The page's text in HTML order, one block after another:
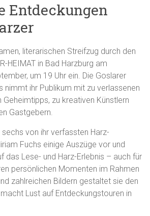
Entdeckungen
literarischen Streifzug durch den
HEIMAT in Bad Harzburg am
um 19 Uhr ein. Die Goslarer
nimmt ihr Publikum mit zu verlassenen
Geheimtipps, zu kreativen Künstlern
Gastgebern.
von ihr verfassten Harz-
Fuchs einige Auszüge vor und
das Lese- und Harz-Erlebnis – auch für
persönlichen Momenten im Rahmen
zahlreichen Bildern gestaltet sie den
Lust auf Entdeckungstouren in